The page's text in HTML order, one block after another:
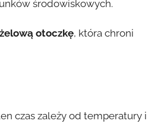
środowiskowych.
otoczkę, która chroni
czas zależy od temperatury i